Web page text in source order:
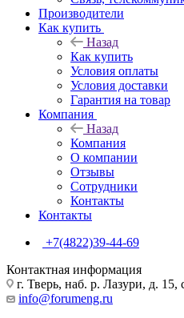
Производители
Как купить
Назад
Как купить
Условия оплаты
Условия доставки
Гарантия на товар
Компания
Назад
Компания
О компании
Отзывы
Сотрудники
Контакты
Контакты
+7(4822)39-44-69
Контактная информация
г. Тверь, наб. р. Лазури, д. 15,
info@forumeng.ru